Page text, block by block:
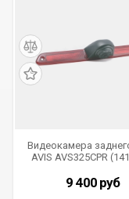
Видеокамера
AVIS AVS325CPR
VOLKSWAGEN
9 400 руб